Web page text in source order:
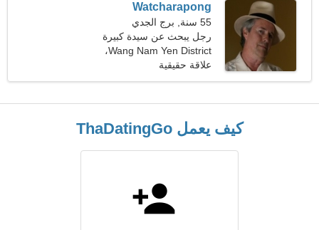
Watcharapong
55 سنة, برج الجدي
رجل يبحث عن سيدة كبيرة
Wang Nam Yen District،
تايلاند
علاقة حقيقية
كيف يعمل ThaDatingGo